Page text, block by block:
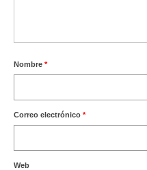
Nombre *
Correo electrónico *
Web